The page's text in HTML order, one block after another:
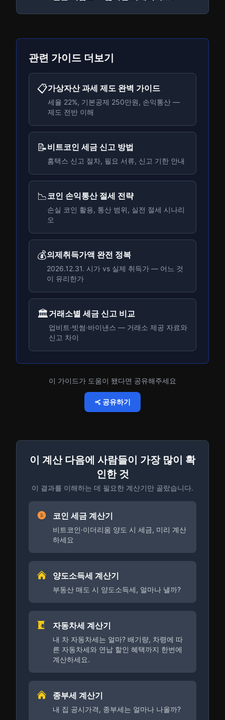
관련 가이드 더보기
📋가상자산 과세 제도 완벽 가이드
세율 22%, 기본공제 250만원, 손익통산 —
제도 전반 이해
📝비트코인 세금 신고 방법
홈택스 신고 절차, 필요 서류, 신고 기한 안내
📉코인 손익통산 절세 전략
손실 코인 활용, 통산 범위, 실전 절세 시나리
오
💰의제취득가액 완전 정복
2026.12.31. 시가 vs 실제 취득가 — 어느 것
이 유리한가
🏛️거래소별 세금 신고 비교
업비트·빗썸·바이낸스 — 거래소 제공 자료와
신고 차이
이 가이드가 도움이 됐다면 공유해주세요
공유하기
이 계산 다음에 사람들이 가장 많이 확
인한 것
이 결과를 이해하는 데 필요한 계산기만 골랐습니다.
코인 세금 계산기
비트코인·이더리움 양도 시 세금, 미리 계산
하세요
양도소득세 계산기
부동산 매도 시 양도소득세, 얼마나 낼까?
자동차세 계산기
내 차 자동차세는 얼마? 배기량, 차령에 따
른 자동차세와 연납 할인 혜택까지 한번에
계산하세요.
종부세 계산기
내 집 공시가격, 종부세는 얼마나 나올까?